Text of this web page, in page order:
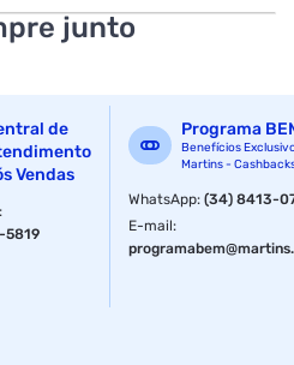
127 V
junto
de
Vendas
5819
Programa
Benefícios
Martins -
WhatsApp:(34) 8413-
E-mail: